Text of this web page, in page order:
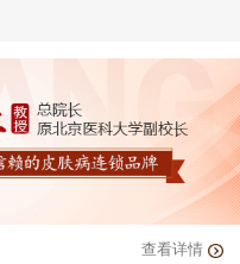
查看详情